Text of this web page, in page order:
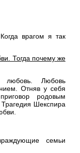
врагом я так
Тогда почему же
Любовь
Отняв у себя
родовым
Шекспира
семьи